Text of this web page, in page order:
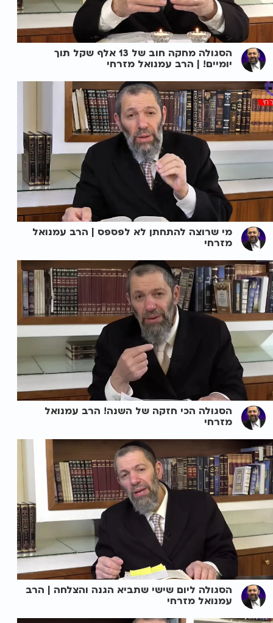
הסגולה מחקה חוב של 13 אלף שקל תוך
יומיים! | הרב עמנואל מזרחי
מי שרוצה להתחתן לא לפספס | הרב עמנואל
מזרחי
הסגולה הכי חזקה של השנה! הרב עמנואל
מזרחי
הסגולה ליום שישי שתביא הגנה והצלחה | הרב
עמנואל מזרחי